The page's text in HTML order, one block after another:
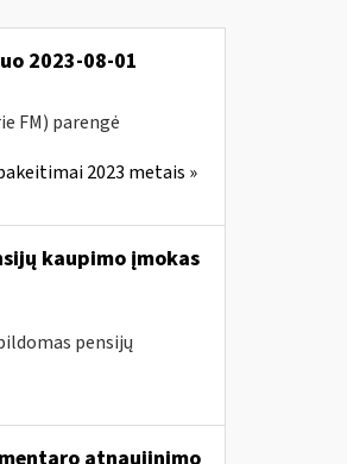
2023-08-01
FM) parengė
2023 metais »
kaupimo įmokas
pensijų